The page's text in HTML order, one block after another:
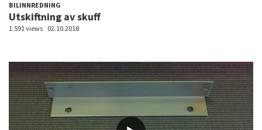
BILINNREDNING
Utskiftning av skuff
1.591 views 02.10.2018